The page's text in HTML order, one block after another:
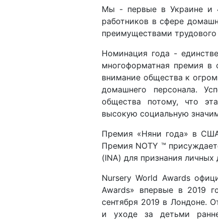
Мы - первые в Украине и
работников в сфере
преимуществами трудового
Номинация года -
многоформатная премия в
внимание общества к
домашнего персонала.
общества потому, что
высокую социальную
Премия «Няни года» в
Премия NOTY ™
(INA) для признания
Nursery World Awards
Awards» впервые в 2019
сентября 2019 в Лондоне.
и уходе за детьми